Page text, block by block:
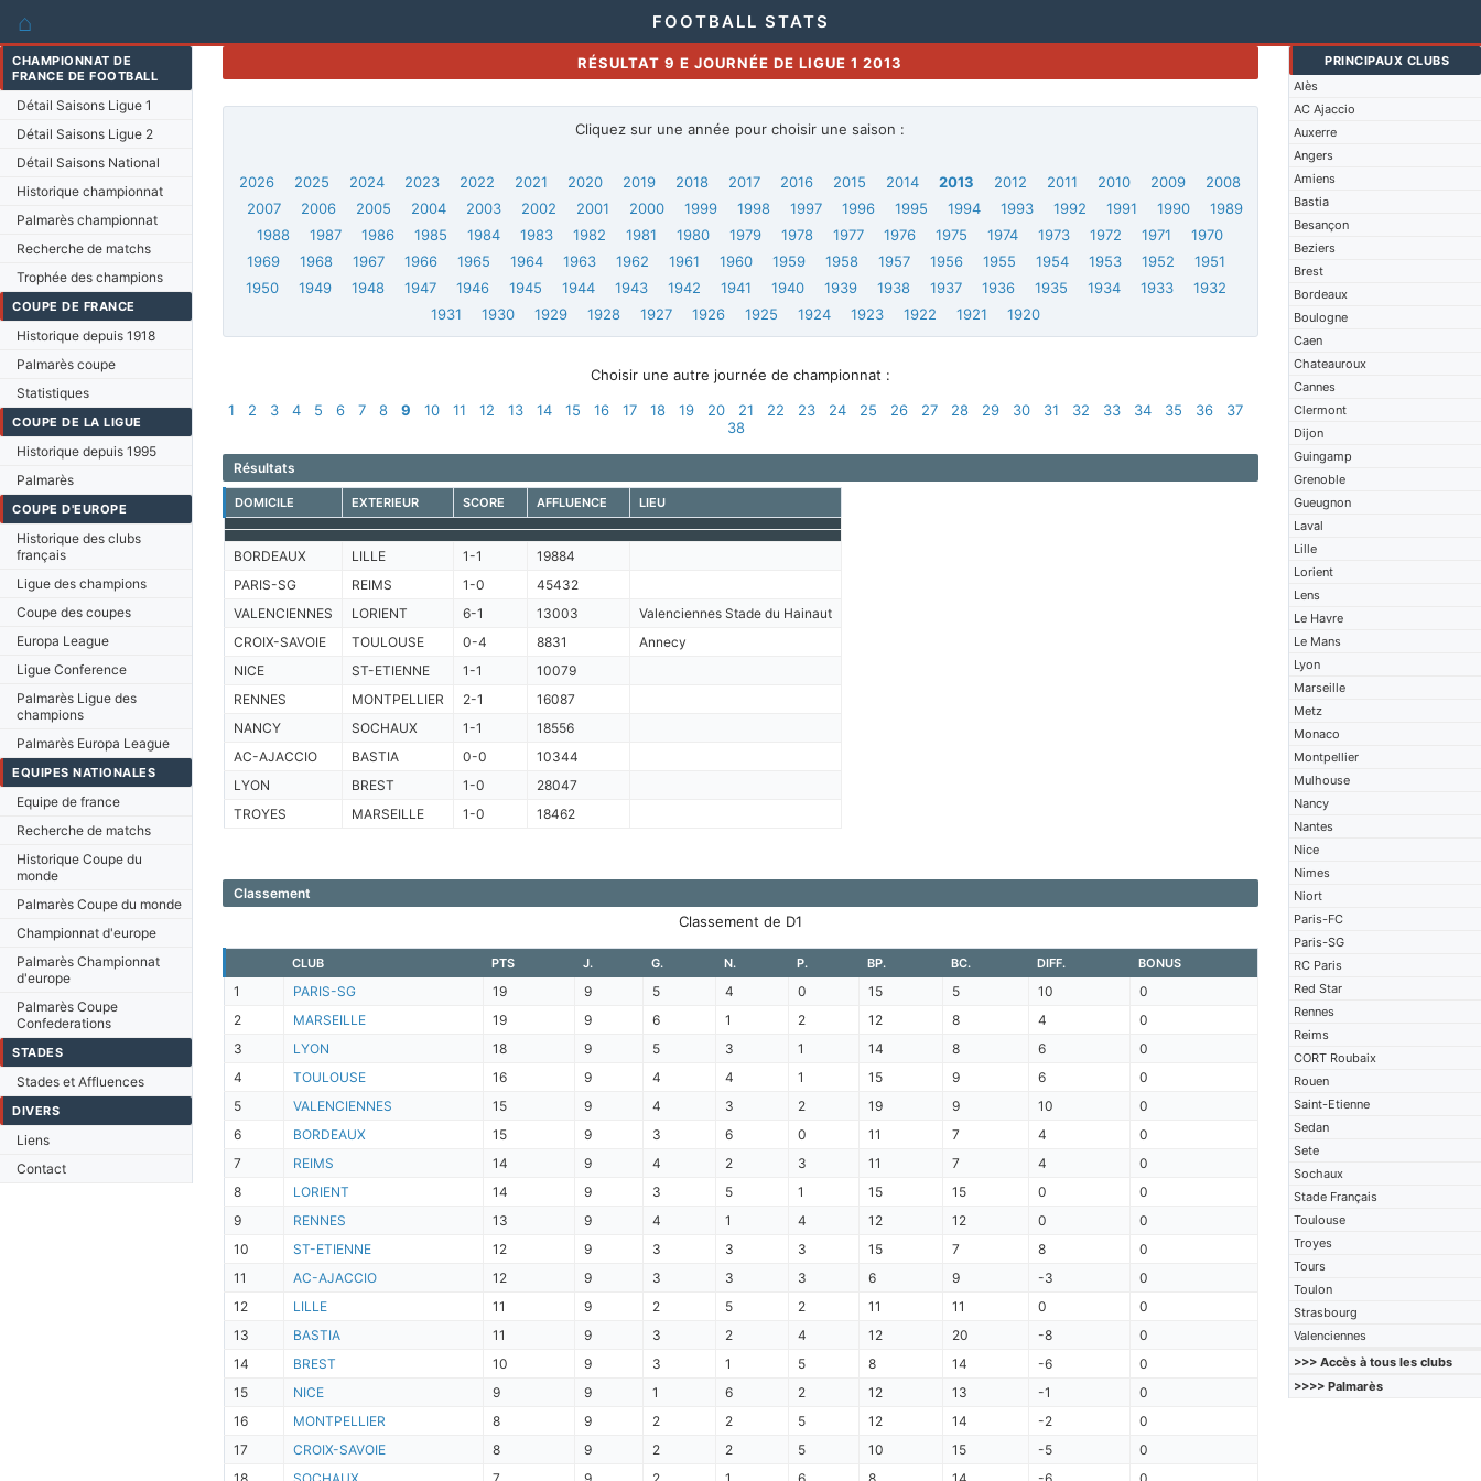
⌂ FOOTBALL STATS
CHAMPIONNAT DE
FRANCE DE FOOTBALL
Détail Saisons Ligue 1
Détail Saisons Ligue 2
Détail Saisons National
Historique championnat
Palmarès championnat
Recherche de matchs
Trophée des champions
COUPE DE FRANCE
Historique depuis 1918
Palmarès coupe
Statistiques
COUPE DE LA LIGUE
Historique depuis 1995
Palmarès
COUPE D'EUROPE
Historique des clubs
français
Ligue des champions
Coupe des coupes
Europa League
Ligue Conference
Palmarès Ligue des
champions
Palmarès Europa League
EQUIPES NATIONALES
Equipe de france
Recherche de matchs
Historique Coupe du
monde
Palmarès Coupe du monde
Championnat d'europe
Palmarès Championnat
d'europe
Palmarès Coupe
Confederations
STADES
Stades et Affluences
DIVERS
Liens
Contact
PRINCIPAUX CLUBS
Alès
AC Ajaccio
Auxerre
Angers
Amiens
Bastia
Besançon
Beziers
Brest
Bordeaux
Boulogne
Caen
Chateauroux
Cannes
Clermont
Dijon
Guingamp
Grenoble
Gueugnon
Laval
Lille
Lorient
Lens
Le Havre
Le Mans
Lyon
Marseille
Metz
Monaco
Montpellier
Mulhouse
Nancy
Nantes
Nice
Nimes
Niort
Paris-FC
Paris-SG
RC Paris
Red Star
Rennes
Reims
CORT Roubaix
Rouen
Saint-Etienne
Sedan
Sete
Sochaux
Stade Français
Toulouse
Troyes
Tours
Toulon
Strasbourg
Valenciennes
>>> Accès à tous les clubs
>>>> Palmarès
RÉSULTAT 9 E JOURNÉE DE LIGUE 1 2013
Cliquez sur une année pour choisir une saison :
2026 2025 2024 2023 2022 2021 2020 2019 2018 2017 2016 2015 2014 2013 2012 2011 2010 2009
2008
2007
2006 2005 2004 2003 2002 2001 2000 1999 1998 1997 1996 1995 1994 1993 1992 1991 1990
1989
1988
1987 1986 1985 1984 1983 1982 1981 1980 1979 1978 1977 1976 1975 1974 1973 1972 1971
1970
1969
1968 1967 1966 1965 1964 1963 1962 1961 1960 1959 1958 1957 1956 1955 1954 1953 1952
1951
1950
1949 1948 1947 1946 1945 1944 1943 1942 1941 1940 1939 1938 1937 1936 1935 1934 1933
1932
1931
1930 1929 1928 1927 1926 1925 1924 1923 1922 1921 1920
Choisir une autre journée de championnat :
1
2 3 4 5 6 7 8 9 10 11 12 13 14 15 16 17 18 19 20 21 22 23 24 25 26 27 28 29 30 31 32 33 34 35 36
37
38
Résultats
DOMICILE EXTERIEUR SCORE AFFLUENCE LIEU
BORDEAUX LILLE 1-1
19884
PARIS-SG
REIMS 1-0
45432
VALENCIENNES
LORIENT 6-1 13003
Valenciennes Stade du Hainaut
CROIX-SAVOIE
TOULOUSE 0-4 8831
Annecy
NICE
ST-ETIENNE 1-1
10079
RENNES
MONTPELLIER 2-1
16087
NANCY
SOCHAUX 1-1
18556
AC-AJACCIO
BASTIA 0-0
10344
LYON
BREST 1-0
28047
TROYES
MARSEILLE 1-0 18462
Classement
Classement de D1
CLUB PTS J. G. N. P. BP. BC. DIFF. BONUS
1 PARIS-SG 19 9 5 4 0 15 5 10
0
2
MARSEILLE 19 9 6 1 2 12 8 4
0
3
LYON 18 9 5 3 1 14 8 6
0
4
TOULOUSE 16 9 4 4 1 15 9 6
0
5
VALENCIENNES 15 9 4 3 2 19 9 10
0
6
BORDEAUX 15 9 3 6 0 11 7 4
0
7
REIMS 14 9 4 2 3 11 7 4
0
8
LORIENT 14 9 3 5 1 15 15 0
0
9
RENNES 13 9 4 1 4 12 12 0
0
10
ST-ETIENNE 12 9 3 3 3 15 7 8
0
11
AC-AJACCIO 12 9 3 3 3 6 9 -3
0
12
LILLE 11 9 2 5 2 11 11 0
0
13
BASTIA 11 9 3 2 4 12 20 -8
0
14
BREST 10 9 3 1 5 8 14 -6
0
15
NICE 9 9 1 6 2 12 13 -1
0
16
MONTPELLIER 8 9 2 2 5 12 14 -2
0
17
CROIX-SAVOIE 8 9 2 2 5 10 15 -5
0